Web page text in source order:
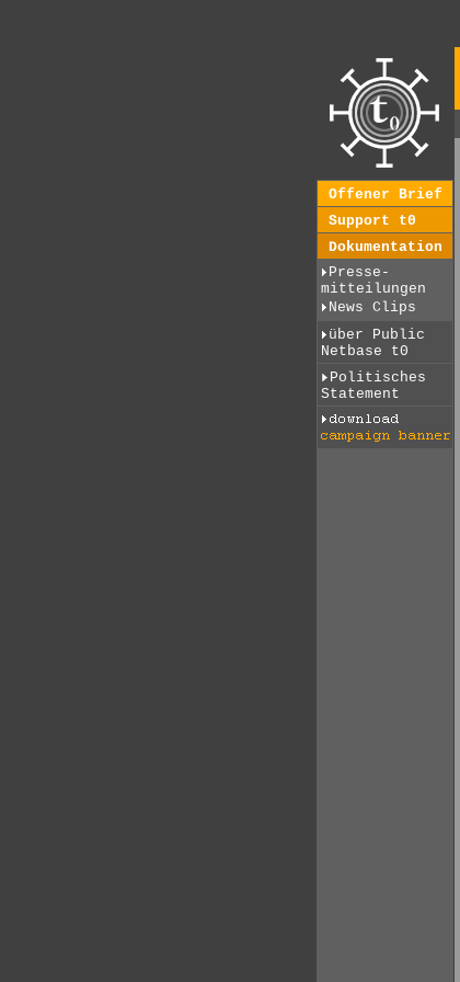
Offener Brief
Support t0
Dokumentation
Presse-
mitteilungen
News Clips
über Public
Netbase t0
Politisches
Statement